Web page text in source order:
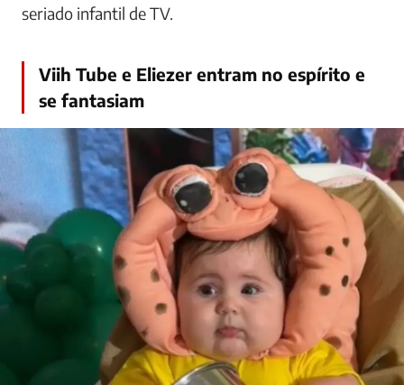
seriado infantil de TV.
Viih Tube e Eliezer entram no espírito e
se fantasiam